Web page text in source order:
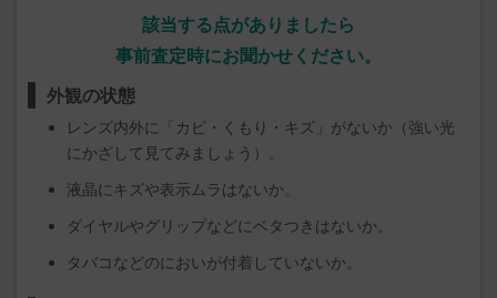
該当する点がありましたら
事前査定時にお聞かせください。
外観の状態
レンズ内外に「カビ・くもり・キズ」がないか（強い光
にかざして見てみましょう）。
液晶にキズや表示ムラはないか。
ダイヤルやグリップなどにベタつきはないか。
タバコなどのにおいが付着していないか。